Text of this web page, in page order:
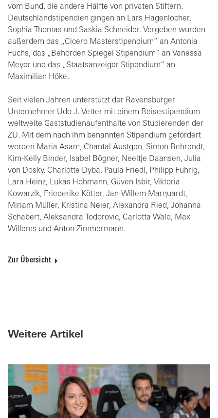
vom Bund, die andere Hälfte von privaten Stiftern.
Deutschlandstipendien gingen an Lars Hagenlocher,
Sophia Thomas und Saskia Schneider. Vergeben wurden
außerdem das „Cicero Masterstipendium“ an Antonia
Fuchs, das „Behörden Spiegel Stipendium“ an Vanessa
Meyer und das „Staatsanzeiger Stipendium“ an
Maximilian Höke.
Seit vielen Jahren unterstützt der Ravensburger
Unternehmer Udo J. Vetter mit einem Reisestipendium
weltweite Gaststudienaufenthalte von Studierenden der
ZU. Mit dem nach ihm benannten Stipendium gefördert
werden Maria Asam, Chantal Austgen, Simon Behrendt,
Kim-Kelly Binder, Isabel Bögner, Neeltje Daansen, Julia
von Dosky, Charlotte Dyba, Paula Friedl, Philipp Fuhrig,
Lara Heinz, Lukas Hohmann, Güven Isbir, Viktoria
Kowarzik, Friederike Kötter, Jan-Willem Marquardt,
Miriam Müller, Kristina Neier, Alexandra Ried, Johanna
Schabert, Aleksandra Todorovic, Carlotta Wald, Max
Willems und Anton Zimmermann.
Zur Übersicht
Weitere Artikel